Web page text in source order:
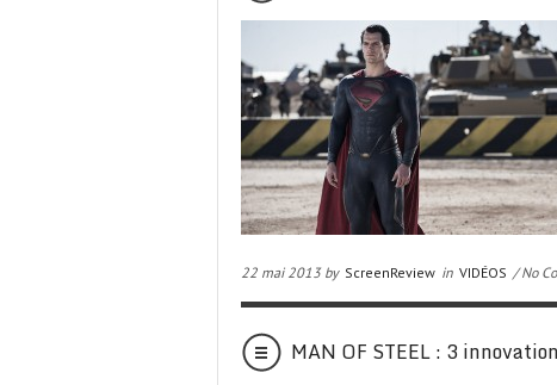
22 mai 2013 by ScreenReview in VIDÉOS / No
MAN OF STEEL : 3